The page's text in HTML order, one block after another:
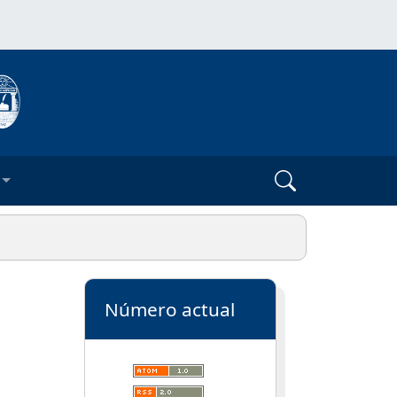
Número actual